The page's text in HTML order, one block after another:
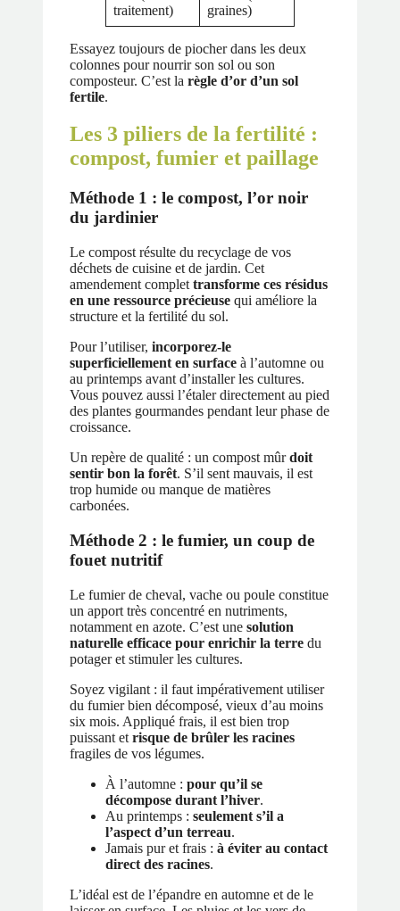
traitement)
graines)
Essayez toujours de piocher dans les deux
colonnes pour nourrir son sol ou son
composteur. C’est la règle d’or d’un sol
fertile.
Les 3 piliers de la fertilité :
compost, fumier et paillage
Méthode 1 : le compost, l’or noir
du jardinier
Le compost résulte du recyclage de vos
déchets de cuisine et de jardin. Cet
amendement complet transforme ces résidus
en une ressource précieuse qui améliore la
structure et la fertilité du sol.
Pour l’utiliser, incorporez-le
superficiellement en surface à l’automne ou
au printemps avant d’installer les cultures.
Vous pouvez aussi l’étaler directement au pied
des plantes gourmandes pendant leur phase de
croissance.
Un repère de qualité : un compost mûrdoit
sentir bon la forêt. S’il sent mauvais, il est
trop humide ou manque de matières
carbonées.
Méthode 2 : le fumier, un coup de
fouet nutritif
Le fumier de cheval, vache ou poule constitue
un apport très concentré en nutriments,
notamment en azote. C’est une solution
naturelle efficace pour enrichir la terre du
potager et stimuler les cultures.
Soyez vigilant : il faut impérativement utiliser
du fumier bien décomposé, vieux d’au moins
six mois. Appliqué frais, il est bien trop
puissant et risque de brûler les racines
fragiles de vos légumes.
À l’automne : pour qu’il se
décompose durant l’hiver.
Au printemps : seulement s’il a
l’aspect d’un terreau.
Jamais pur et frais : à éviter au contact
direct des racines.
L’idéal est de l’épandre en automne et de le